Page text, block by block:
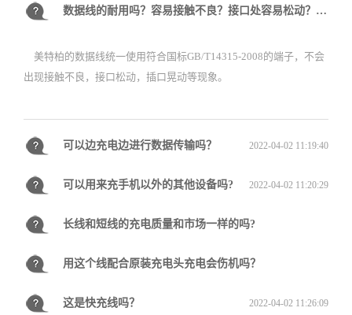
数据线的耐用吗？容易接触不良？接口处容易松动？插上去会晃动吗？
2022-04-02 11:17:23
美特柏的数据线统一使用符合国标GB/T14315-2008的端子，不会
出现接触不良，接口松动，插口晃动等现象。
可以边充电边进行数据传输吗？ 2022-04-02 11:19:40
可以用来充手机以外的其他设备吗? 2022-04-02 11:20:29
长线和短线的充电质量和市场一样的吗?
2022-04-02 11:21:42
用这个线配合原装充电头充电会伤机吗？
2022-04-02 11:22:48
这是快充线吗？ 2022-04-02 11:26:09